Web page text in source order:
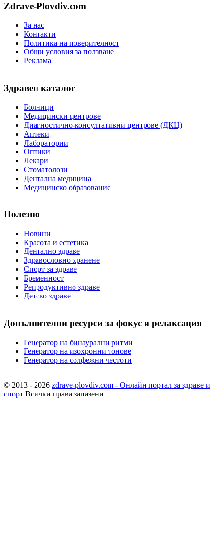
Zdrave-Plovdiv.com
За нас
Контакти
Политика на поверителност
Общи условия за ползване
Реклама
Здравен каталог
Болници
Медицински центрове
Диагностично-консултативни центрове (ДКЦ)
Аптеки
Лаборатории
Оптики
Лекари
Стоматолози
Дентална медицина
Медицинско образование
Полезно
Новини
Красота и естетика
Дентално здраве
Здравословно хранене
Спорт за здраве
Бременност
Репродуктивно здраве
Детско здраве
Допълнителни ресурси за фокус и релаксация
Генератор на бинаурални ритми
Генератор на изохронни тонове
Генератор на солфежни честоти
© 2013 - 2026 zdrave-plovdiv.com - Онлайн портал за здраве и
спорт Всички права запазени.